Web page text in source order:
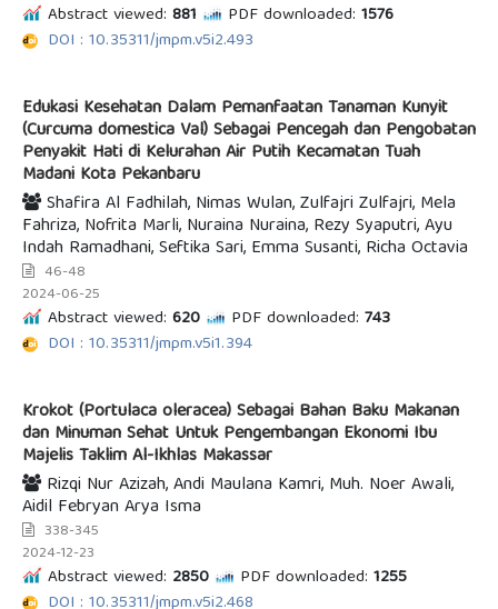
Abstract viewed: 881 PDF downloaded: 1576
DOI : 10.35311/jmpm.v5i2.493
Edukasi Kesehatan Dalam Pemanfaatan Tanaman Kunyit
(Curcuma domestica Val) Sebagai Pencegah dan Pengobatan
Penyakit Hati di Kelurahan Air Putih Kecamatan Tuah
Madani Kota Pekanbaru
Shafira Al Fadhilah, Nimas Wulan, Zulfajri Zulfajri, Mela
Fahriza, Nofrita Marli, Nuraina Nuraina, Rezy Syaputri, Ayu
Indah Ramadhani, Seftika Sari, Emma Susanti, Richa Octavia
46-48
2024-06-25
Abstract viewed: 620 PDF downloaded: 743
DOI : 10.35311/jmpm.v5i1.394
Krokot (Portulaca oleracea) Sebagai Bahan Baku Makanan
dan Minuman Sehat Untuk Pengembangan Ekonomi Ibu
Majelis Taklim Al-Ikhlas Makassar
Rizqi Nur Azizah, Andi Maulana Kamri, Muh. Noer Awali,
Aidil Febryan Arya Isma
338-345
2024-12-23
Abstract viewed: 2850 PDF downloaded: 1255
DOI : 10.35311/jmpm.v5i2.468